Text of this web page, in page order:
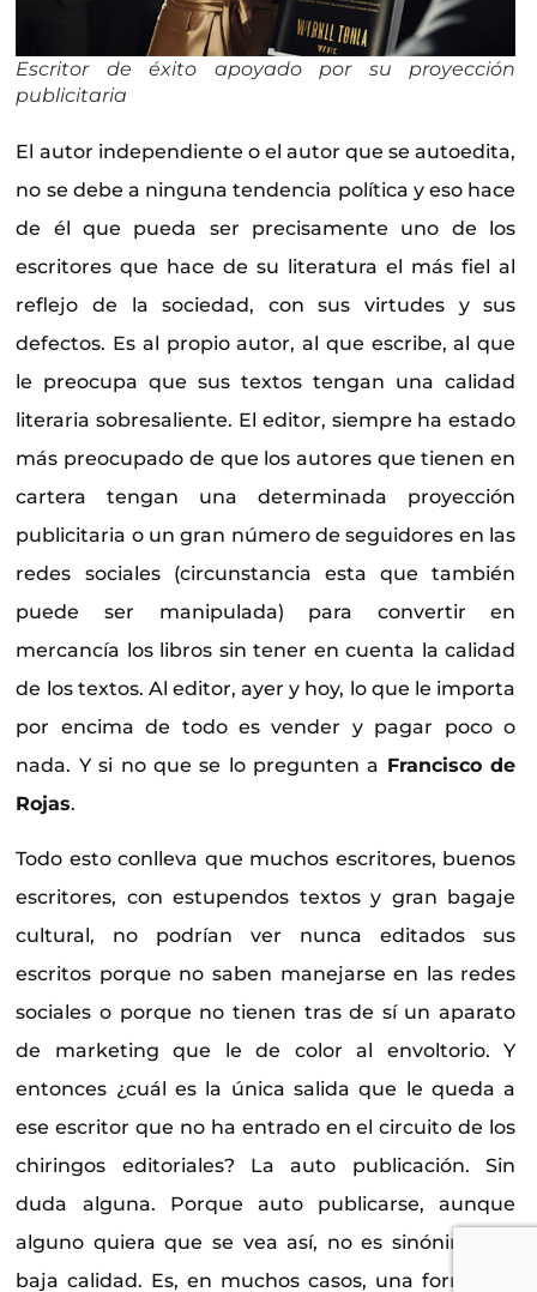
Escritor de éxito apoyado por su proyección
publicitaria
El autor independiente o el autor que se autoedita,
no se debe a ninguna tendencia política y eso hace
de él que pueda ser precisamente uno de los
escritores que hace de su literatura el más fiel al
reflejo de la sociedad, con sus virtudes y sus
defectos. Es al propio autor, al que escribe, al que
le preocupa que sus textos tengan una calidad
literaria sobresaliente. El editor, siempre ha estado
más preocupado de que los autores que tienen en
cartera tengan una determinada proyección
publicitaria o un gran número de seguidores en las
redes sociales (circunstancia esta que también
puede ser manipulada) para convertir en
mercancía los libros sin tener en cuenta la calidad
de los textos. Al editor, ayer y hoy, lo que le importa
por encima de todo es vender y pagar poco o
nada. Y si no que se lo pregunten a Francisco de
Rojas.
Todo esto conlleva que muchos escritores, buenos
escritores, con estupendos textos y gran bagaje
cultural, no podrían ver nunca editados sus
escritos porque no saben manejarse en las redes
sociales o porque no tienen tras de sí un aparato
de marketing que le de color al envoltorio. Y
entonces ¿cuál es la única salida que le queda a
ese escritor que no ha entrado en el circuito de los
chiringos editoriales? La auto publicación. Sin
duda alguna. Porque auto publicarse, aunque
alguno quiera que se vea así, no es sinónimo de
baja calidad. Es, en muchos casos, una forma de